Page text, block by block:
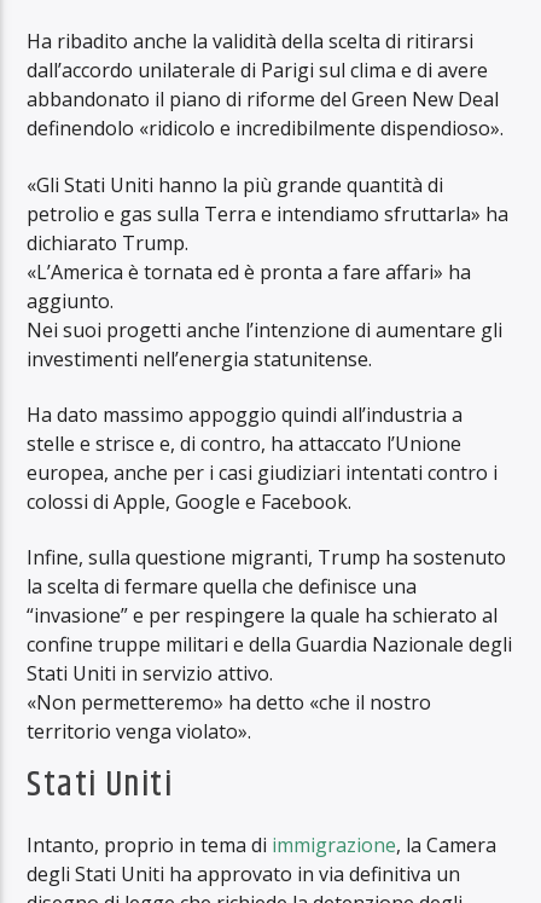
Ha ribadito anche la validità della scelta di ritirarsi
dall’accordo unilaterale di Parigi sul clima e di avere
abbandonato il piano di riforme del Green New Deal
definendolo «ridicolo e incredibilmente dispendioso».
«Gli Stati Uniti hanno la più grande quantità di
petrolio e gas sulla Terra e intendiamo sfruttarla» ha
dichiarato Trump.
«L’America è tornata ed è pronta a fare affari» ha
aggiunto.
Nei suoi progetti anche l’intenzione di aumentare gli
investimenti nell’energia statunitense.
Ha dato massimo appoggio quindi all’industria a
stelle e strisce e, di contro, ha attaccato l’Unione
europea, anche per i casi giudiziari intentati contro i
colossi di Apple, Google e Facebook.
Infine, sulla questione migranti, Trump ha sostenuto
la scelta di fermare quella che definisce una
“invasione” e per respingere la quale ha schierato al
confine truppe militari e della Guardia Nazionale degli
Stati Uniti in servizio attivo.
«Non permetteremo» ha detto «che il nostro
territorio venga violato».
Stati Uniti
Intanto, proprio in tema di immigrazione, la Camera
degli Stati Uniti ha approvato in via definitiva un